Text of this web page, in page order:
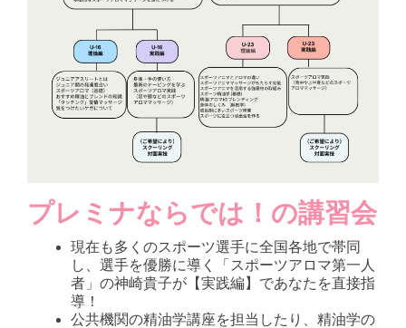
プレミナならでは！の講習会
現在も多くのスポーツ選手に全国各地で帯同
し、選手を優勝に導く「スポーツアロマ第一人
者」の神崎貴子が【実践編】であなたを直接指
導！
公共機関の精油学講座を担当したり、精油学の